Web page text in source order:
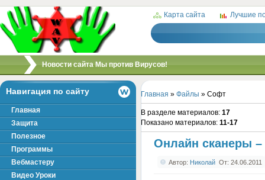
/
Карта сайта Лучшие
Новости сайта Мы против Вирусов!
Главная » Файлы » Софт
В разделе материалов: 17
Показано материалов: 11-17
Онлайн сканеры
Автор: Николай От: 24.06.2011
Навигация по сайту
Главная
Защита
Полезное
Программы
Вебмастеру
Видео Уроки